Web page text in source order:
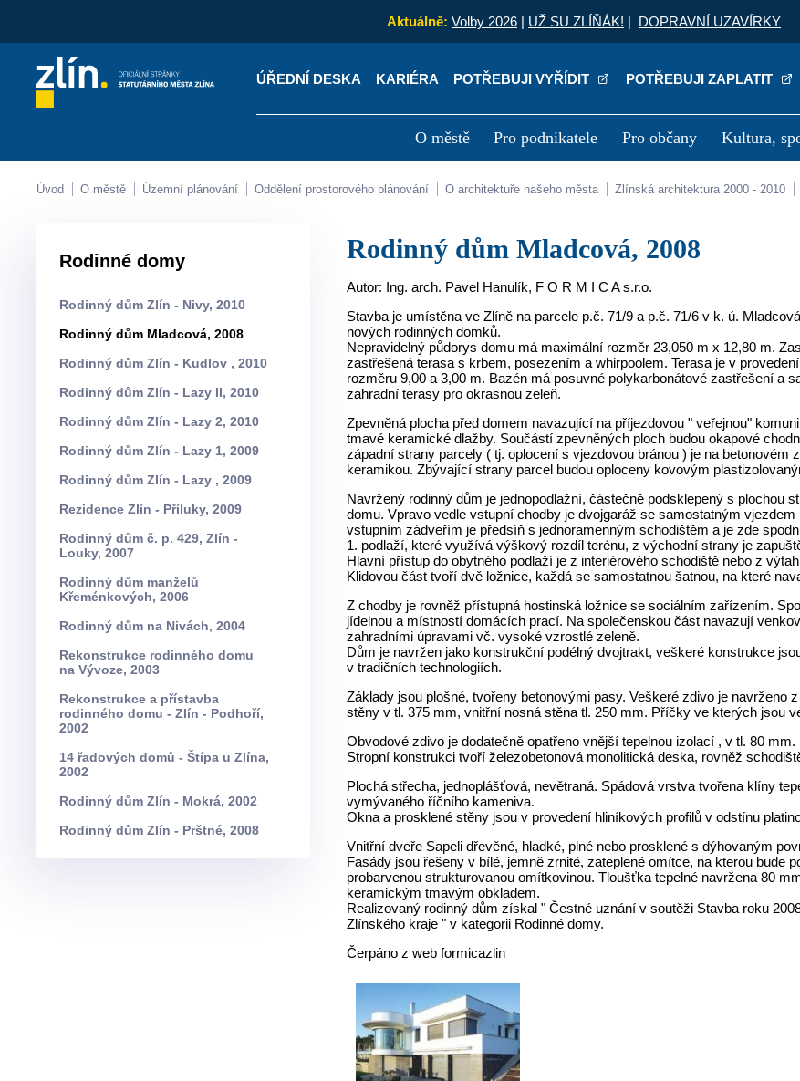
Aktuálně: Volby 2026 | UŽ SU ZLÍŇÁK! | DOPRAVNÍ UZAVÍRKY
ÚŘEDNÍ DESKA KARIÉRA POTŘEBUJI VYŘÍDIT POTŘEBUJI ZAPLATIT
O městě Pro podnikatele Pro občany Kultura,
Kontakty Úřední deska Kariéra
Úvod O městě Územní plánování Oddělení prostorového plánování O architektuře našeho města Zlínská architektura 2000 - 2010
Rodinné domy
Rodinný dům Zlín - Nivy, 2010
Rodinný dům Mladcová, 2008
Rodinný dům Zlín - Kudlov , 2010
Rodinný dům Zlín - Lazy II, 2010
Rodinný dům Zlín - Lazy 2, 2010
Rodinný dům Zlín - Lazy 1, 2009
Rodinný dům Zlín - Lazy , 2009
Rezidence Zlín - Příluky, 2009
Rodinný dům č. p. 429, Zlín -
Louky, 2007
Rodinný dům manželů
Křeménkových, 2006
Rodinný dům na Nivách, 2004
Rekonstrukce rodinného domu
na Vývoze, 2003
Rekonstrukce a přístavba
rodinného domu - Zlín - Podhoří,
2002
14 řadových domů - Štípa u Zlína,
2002
Rodinný dům Zlín - Mokrá, 2002
Rodinný dům Zlín - Prštné, 2008
Rodinný dům Mladcová, 2008
Autor: Ing. arch. Pavel Hanulík, F O R M I C A s.r.o.
Stavba je umístěna ve Zlíně na parcele p.č. 71/9 a p.č. 71/6 v k. ú.
nových rodinných domků.
Nepravidelný půdorys domu má maximální rozměr 23,050 m x 12,80 m.
zastřešená terasa s krbem, posezením a whirpoolem. Terasa je v
rozměru 9,00 a 3,00 m. Bazén má posuvné polykarbonátové zastřešení a
zahradní terasy pro okrasnou zeleň.
Zpevněná plocha před domem navazující na příjezdovou " veřejnou"
tmavé keramické dlažby. Součástí zpevněných ploch budou okapové
západní strany parcely ( tj. oplocení s vjezdovou bránou ) je na
keramikou. Zbývající strany parcel budou oploceny kovovým
Navržený rodinný dům je jednopodlažní, částečně podsklepený s plochou
domu. Vpravo vedle vstupní chodby je dvojgaráž se samostatným
vstupním zádveřím je předsíň s jednoramenným schodištěm a je zde
1. podlaží, které využívá výškový rozdíl terénu, z východní strany je
Hlavní přístup do obytného podlaží je z interiérového schodiště nebo z
Klidovou část tvoří dvě ložnice, každá se samostatnou šatnou, na které
Z chodby je rovněž přístupná hostinská ložnice se sociálním zařízením.
jídelnou a místností domácích prací. Na společenskou část navazují
zahradními úpravami vč. vysoké vzrostlé zeleně.
Dům je navržen jako konstrukční podélný dvojtrakt, veškeré konstrukce
v tradičních technologiích.
Základy jsou plošné, tvořeny betonovými pasy. Veškeré zdivo je
stěny v tl. 375 mm, vnitřní nosná stěna tl. 250 mm. Příčky ve kterých jsou
Obvodové zdivo je dodatečně opatřeno vnější tepelnou izolací , v tl. 80 mm.
Stropní konstrukci tvoří železobetonová monolitická deska, rovněž
Plochá střecha, jednoplášťová, nevětraná. Spádová vrstva tvořena klíny
vymývaného říčního kameniva.
Okna a prosklené stěny jsou v provedení hliníkových profilů v odstínu
Vnitřní dveře Sapeli dřevěné, hladké, plné nebo prosklené s dýhovaným
Fasády jsou řešeny v bílé, jemně zrnité, zateplené omítce, na kterou bude
probarvenou strukturovanou omítkovinou. Tloušťka tepelné navržena 80
keramickým tmavým obkladem.
Realizovaný rodinný dům získal " Čestné uznání v soutěži Stavba roku
Zlínského kraje " v kategorii Rodinné domy.
Čerpáno z web formicazlin